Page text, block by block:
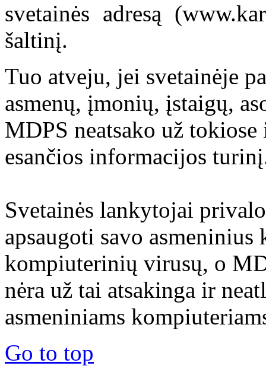
svetainės adresą
šaltinį.
Tuo atveju, jei svetainėje
asmenų, įmonių, įstaigų,
MDPS neatsako už tokiose
esančios informacijos
Svetainės lankytojai
apsaugoti savo
kompiuterinių virusų, o
nėra už tai atsakinga ir
asmeniniams
Go to top